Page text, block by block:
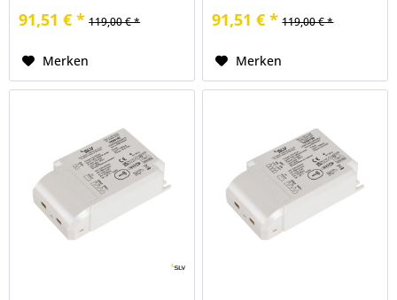
91,51 € * 119,00 € *
Merken
91,51 € * 119,00 € *
Merken